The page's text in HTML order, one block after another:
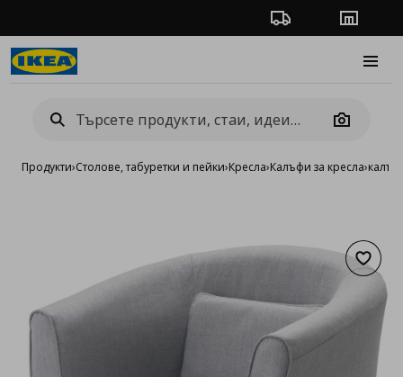
Проследяване на
Camera
Продукти›Столове, табуретки и пейки›Кресла›Калъфи за кресла›калъф